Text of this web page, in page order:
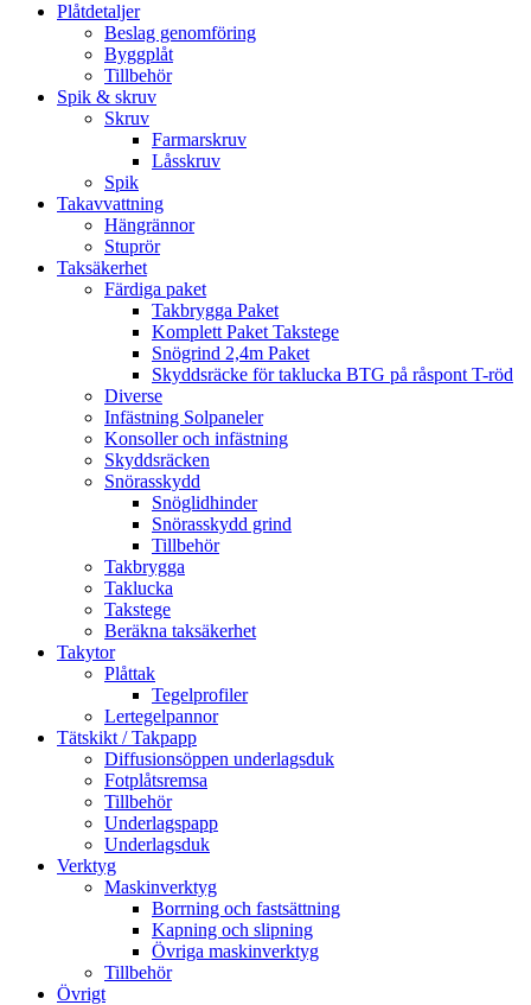
Plåtdetaljer
Beslag genomföring
Byggplåt
Tillbehör
Spik & skruv
Skruv
Farmarskruv
Låsskruv
Spik
Takavvattning
Hängrännor
Stuprör
Taksäkerhet
Färdiga paket
Takbrygga Paket
Komplett Paket Takstege
Snögrind 2,4m Paket
Skyddsräcke för taklucka BTG på råspont T-röd
Diverse
Infästning Solpaneler
Konsoller och infästning
Skyddsräcken
Snörasskydd
Snöglidhinder
Snörasskydd grind
Tillbehör
Takbrygga
Taklucka
Takstege
Beräkna taksäkerhet
Takytor
Plåttak
Tegelprofiler
Lertegelpannor
Tätskikt / Takpapp
Diffusionsöppen underlagsduk
Fotplåtsremsa
Tillbehör
Underlagspapp
Underlagsduk
Verktyg
Maskinverktyg
Borrning och fastsättning
Kapning och slipning
Övriga maskinverktyg
Tillbehör
Övrigt